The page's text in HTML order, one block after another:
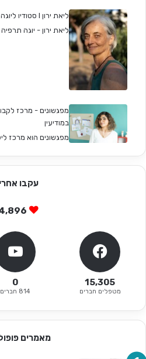
ליאת ירון I סטודיו ליוגה תרפיה בנס ציונה
ליאת ירון - יוגה
מפגשונים - מרכז
במודיעין
מפגשונים הוא מרכז
עקבו
15,305
מטפלים חברים
0
814 חברים
מאמרים